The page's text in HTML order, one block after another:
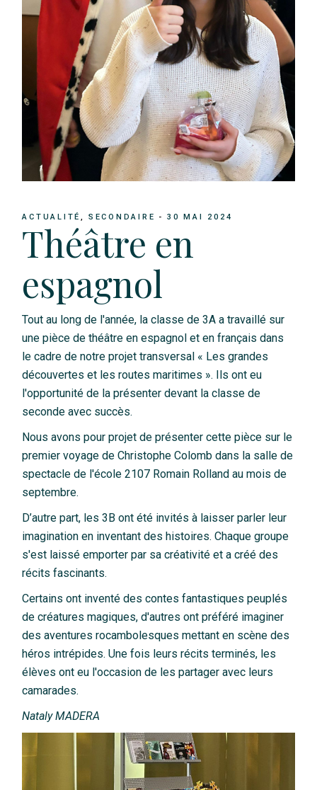
ACTUALITÉ SECONDAIRE 30 MAI 2024
Théâtre en
espagnol
Tout au long de l'année, la classe de 3A a travaillé sur
une pièce de théâtre en espagnol et en français dans
le cadre de notre projet transversal « Les grandes
découvertes et les routes maritimes ». Ils ont eu
l'opportunité de la présenter devant la classe de
seconde avec succès.
Nous avons pour projet de présenter cette pièce sur le
premier voyage de Christophe Colomb dans la salle de
spectacle de l'école 2107 Romain Rolland au mois de
septembre.
D’autre part, les 3B ont été invités à laisser parler leur
imagination en inventant des histoires. Chaque groupe
s'est laissé emporter par sa créativité et a créé des
récits fascinants.
Certains ont inventé des contes fantastiques peuplés
de créatures magiques, d'autres ont préféré imaginer
des aventures rocambolesques mettant en scène des
héros intrépides. Une fois leurs récits terminés, les
élèves ont eu l'occasion de les partager avec leurs
camarades.
Nataly MADERA